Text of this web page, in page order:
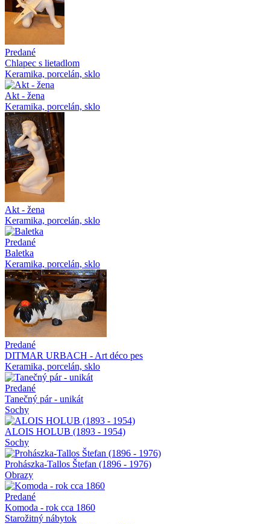
Predané
Chlapec s lietadlom
Keramika, porcelán, sklo
Akt - žena
Keramika, porcelán, sklo
Akt - žena
Keramika, porcelán, sklo
Predané
Baletka
Keramika, porcelán, sklo
Predané
DITMAR URBACH - Art déco pes
Keramika, porcelán, sklo
Predané
Tanečný pár - unikát
Sochy
ALOIS HOLUB (1893 - 1954)
Sochy
Prohászka-Tallos Štefan (1896 - 1976)
Obrazy
Predané
Komoda - rok cca 1860
Starožitný nábytok